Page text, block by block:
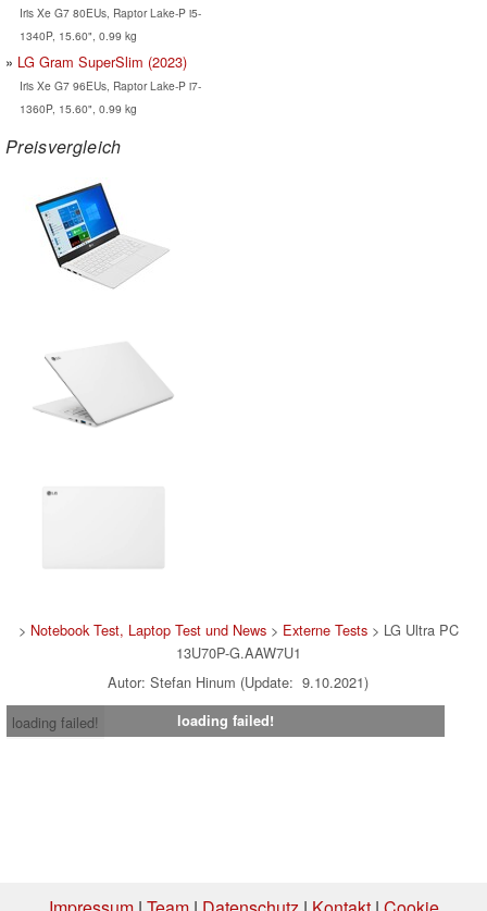
Iris Xe G7 80EUs, Raptor Lake-P i5-
1340P, 15.60", 0.99 kg
LG Gram SuperSlim (2023)
Iris Xe G7 96EUs, Raptor Lake-P i7-
1360P, 15.60", 0.99 kg
Preisvergleich
> Notebook Test, Laptop Test und News> Externe Tests> LG Ultra PC
13U70P-G.AAW7U1
Autor: Stefan Hinum (Update: 9.10.2021)
loading failed!
loading failed!